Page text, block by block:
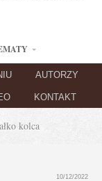
AUTORZY
KONTAKT
kolca
10/12/2022